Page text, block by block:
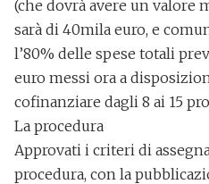
(che dovrà avere un valore
sarà di 40mila euro, e
l’80% delle spese totali
euro messi ora a
cofinanziare dagli 8 ai 15
La procedura
Approvati i criteri di
procedura, con la